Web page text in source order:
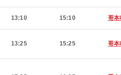
13:10 15:10 哥本
13:25 15:25 哥本